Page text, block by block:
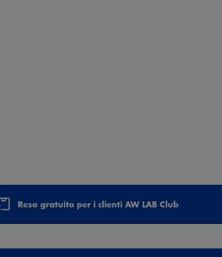
Reso gratuito per i clienti AW LAB Club